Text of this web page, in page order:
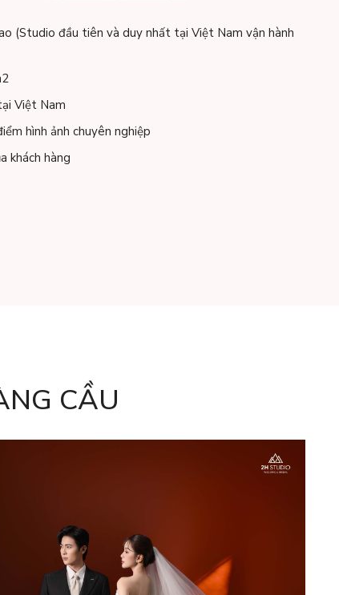
(Studio đầu tiên và duy nhất tại Việt Nam vận hành
Việt Nam
hình ảnh chuyên nghiệp
khách hàng
CẦU